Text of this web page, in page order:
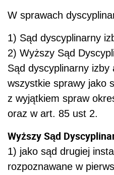
W sprawach
1) Sąd dyscyplinarny
2) Wyższy Sąd
Sąd dyscyplinarny izby
wszystkie sprawy jako
z wyjątkiem spraw
oraz w art. 85 ust 2.
Wyższy Sąd
1) jako sąd drugiej
rozpoznawane w